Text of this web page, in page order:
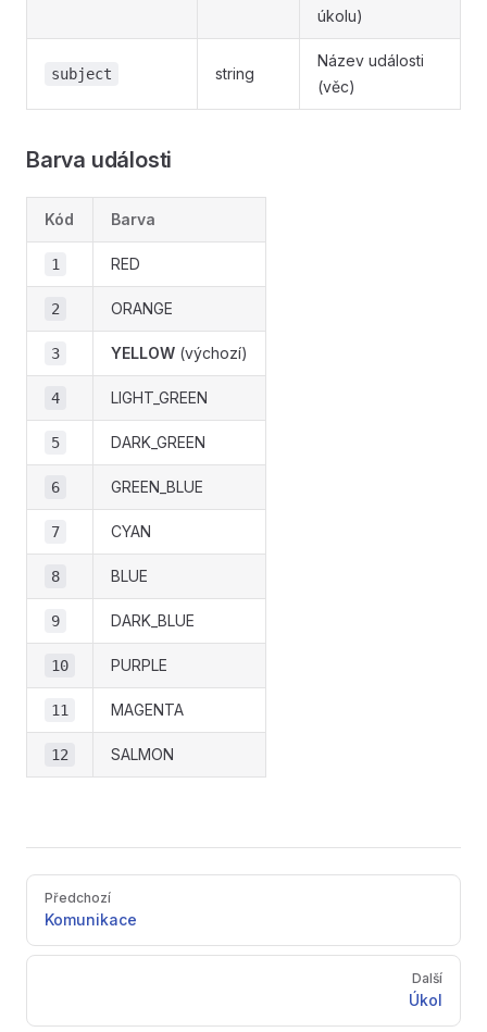
úkolu)
subject string
Název události
(věc)
Barva události
Kód Barva
1 RED
2 ORANGE
3 YELLOW (výchozí)
4 LIGHT_GREEN
5 DARK_GREEN
6 GREEN_BLUE
7 CYAN
8 BLUE
9 DARK_BLUE
10 PURPLE
11 MAGENTA
12 SALMON
Pager
Předchozí
Komunikace
Další
Úkol